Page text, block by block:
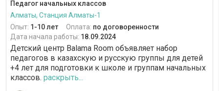
Педагог начальных классов
Алматы, Станция Алматы-1
Опыт: 1-10 лет Оплата: по договоренности
Дата начала работы: 18.09.2024
Детский центр Balama Room объявляет набор
педагогов в казахскую и русскую группы для детей
+4 лет для подготовки к школе и группам начальных
классов. раскрыть...